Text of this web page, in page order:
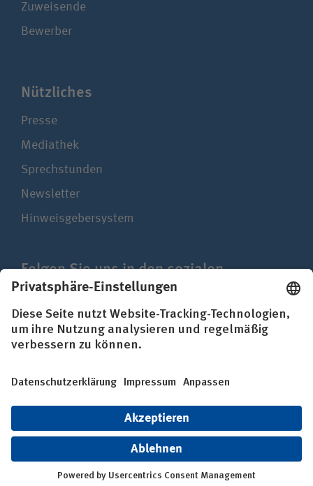
Zuweisende
Bewerber
Nützliches
Presse
Mediathek
Sprechstunden
Newsletter
Hinweisgebersystem
Folgen Sie uns in den sozialen
Netzwerken
Impressum
Datenschutz
Erklärung zur Barrierefreiheit
© BG Kliniken – Klinikverbund der gesetzlichen